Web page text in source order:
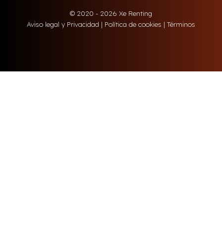
© 2020 - 2026 Xe Renting
Aviso legal y Privacidad | Política de cookies | Términos